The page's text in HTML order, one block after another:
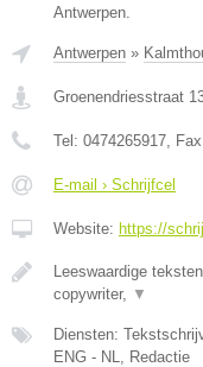
Antwerpen.
Antwerpen »
Groenendriesstraat
Tel: 0474265917,
E-mail › Schrijfcel
Website: https://
Leeswaardige
copywriter, ▼
Diensten:
ENG - NL, Redactie